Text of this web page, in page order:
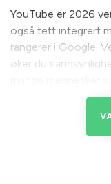
YouTube er 2026
også tett integrert
rangerer i Google.
øker du